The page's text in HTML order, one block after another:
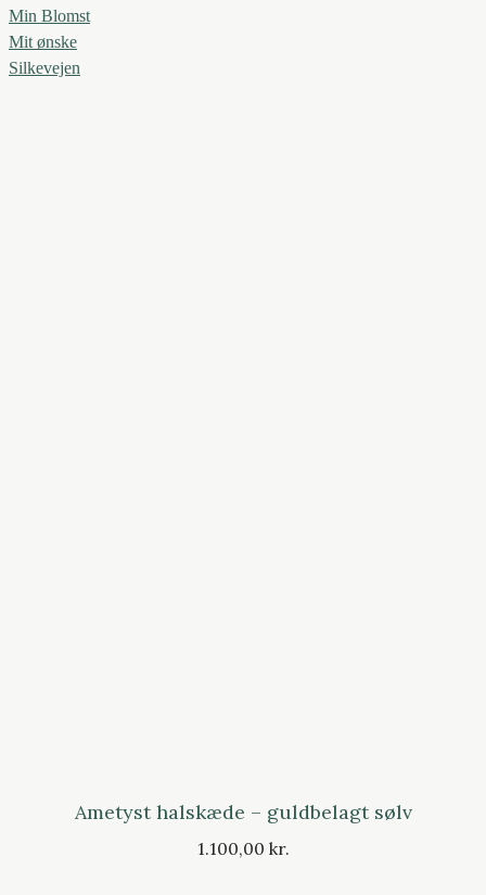
Min Blomst
Mit ønske
Silkevejen
Ametyst halskæde – guldbelagt sølv
1.100,00 kr.